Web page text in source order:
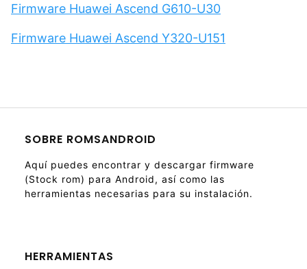
Firmware Huawei Ascend G610-U30
Firmware Huawei Ascend Y320-U151
SOBRE ROMSANDROID
Aquí puedes encontrar y descargar firmware
(Stock rom) para Android, así como las
herramientas necesarias para su instalación.
HERRAMIENTAS